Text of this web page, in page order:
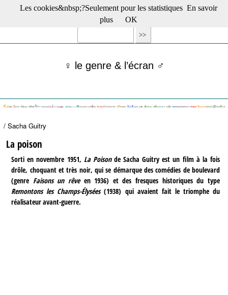
☰ Menu
Films récents
Films -TV/plates-formes
Archives
S’abonner à la Lettre !
♀ le genre & l’écran ♂
/ Sacha Guitry
La poison
Sorti en novembre 1951, La Poisonde Sacha Guitry est un film à la fois
drôle, choquant et très noir, qui se démarque des comédies de boulevard
(genre Faisons un rêveen 1936) et des fresques historiques du type
Remontons les Champs-Élysées(1938) qui avaient fait le triomphe du
réalisateur avant-guerre.
Les cookies&nbsp;?Seulement pour les statistiques En savoir
plus
OK